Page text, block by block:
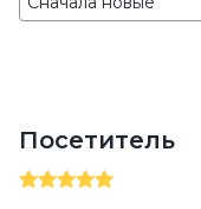
Посетитель